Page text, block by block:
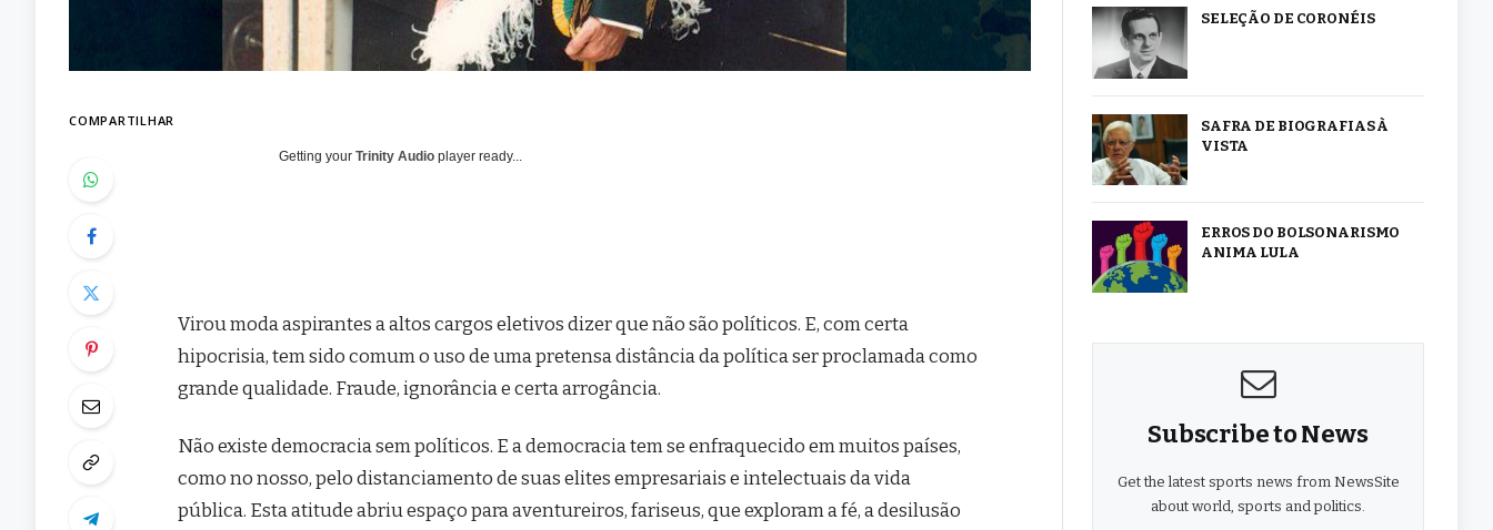
COMPARTILHAR
Getting yourTrinity Audio player ready...
Virou moda aspirantes a altos cargos eletivos dizer que não são políticos. E, com certa
hipocrisia, tem sido comum o uso de uma pretensa distância da política ser proclamada como
grande qualidade. Fraude, ignorância e certa arrogância.
Não existe democracia sem políticos. E a democracia tem se enfraquecido em muitos países,
como no nosso, pelo distanciamento de suas elites empresariais e intelectuais da vida
pública. Esta atitude abriu espaço para aventureiros, fariseus, que exploram a fé, a desilusão
SELEÇÃO DE CORONÉIS
SAFRA DE BIOGRAFIAS À
VISTA
ERROS DO BOLSONARISMO
ANIMA LULA
Subscribe to News
Get the latest sports news from NewsSite
about world, sports and politics.